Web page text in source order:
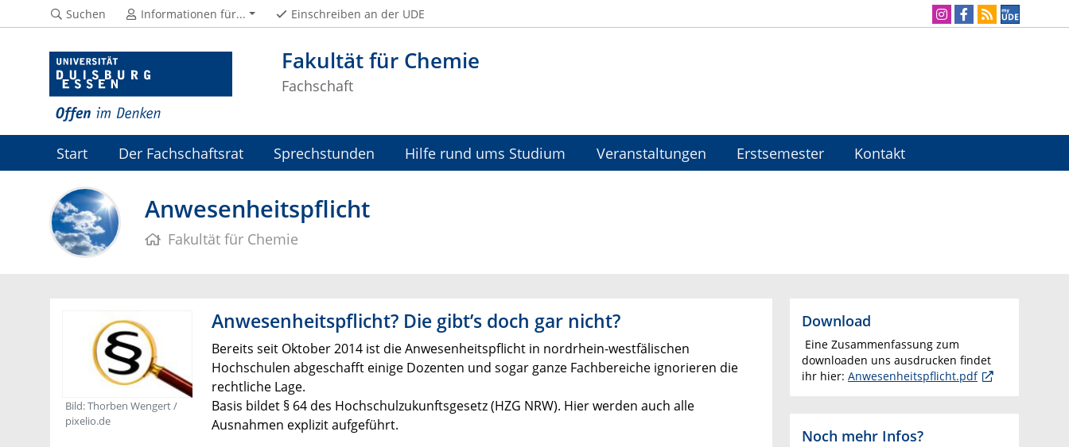
Fakultät für Chemie
Fachschaft
Suchen Informationen für... Einschreiben an der UDE
Start Der Fachschaftsrat Sprechstunden Hilfe rund ums Studium Veranstaltungen Erstsemester Kontakt
Anwesenheitspflicht
Fakultät für Chemie
Bild: Thorben Wengert /
pixelio.de
Anwesenheitspflicht? Die gibt’s doch gar nicht?
Bereits seit Oktober 2014 ist die Anwesenheitspflicht in nordrhein-westfälischen
Hochschulen abgeschafft einige Dozenten und sogar ganze Fachbereiche ignorieren die
rechtliche Lage.
Basis bildet § 64 des Hochschulzukunftsgesetz (HZG NRW). Hier werden auch alle
Ausnahmen explizit aufgeführt.
Download
Eine Zusammenfassung zum
downloaden uns ausdrucken findet
ihr hier: Anwesenheitspflicht.pdf
Noch mehr Infos?